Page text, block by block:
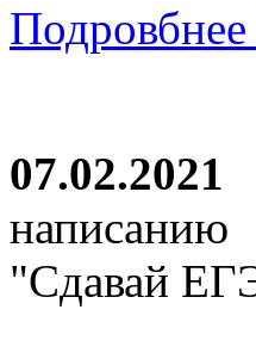
07.02.2021
"Сдавай